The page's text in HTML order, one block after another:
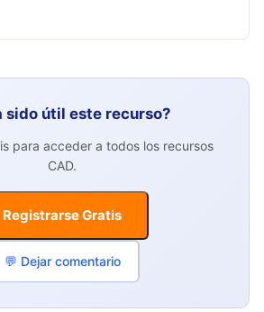
sido útil este recurso?
para acceder a todos los recursos
CAD.
Registrarse Gratis
💬 Dejar comentario